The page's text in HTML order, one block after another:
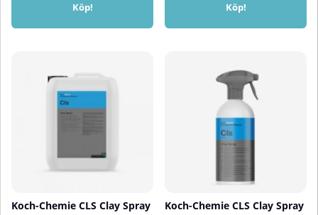
Köp! Köp!
Koch-Chemie CLS Clay Spray
Koch-Chemie CLS Clay Spray